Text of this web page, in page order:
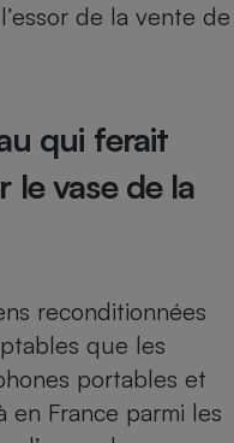
de la vente de
qui ferait
le vase de la
reconditionnées
que les
portables et
France parmi les